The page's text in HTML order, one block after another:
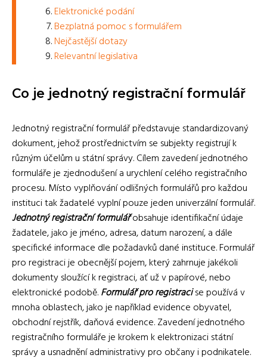
Elektronické podání
Bezplatná pomoc s formulářem
Nejčastější dotazy
Relevantní legislativa
Co je jednotný registrační formulář
Jednotný registrační formulář představuje standardizovaný
dokument, jehož prostřednictvím se subjekty registrují k
různým účelům u státní správy. Cílem zavedení jednotného
formuláře je zjednodušení a urychlení celého registračního
procesu. Místo vyplňování odlišných formulářů pro každou
instituci tak žadatelé vyplní pouze jeden univerzální formulář.
Jednotný registrační formulářobsahuje identifikační údaje
žadatele, jako je jméno, adresa, datum narození, a dále
specifické informace dle požadavků dané instituce. Formulář
pro registraci je obecnější pojem, který zahrnuje jakékoli
dokumenty sloužící k registraci, ať už v papírové, nebo
elektronické podobě.Formulář pro registracise používá v
mnoha oblastech, jako je například evidence obyvatel,
obchodní rejstřík, daňová evidence. Zavedení jednotného
registračního formuláře je krokem k elektronizaci státní
správy a usnadnění administrativy pro občany i podnikatele.